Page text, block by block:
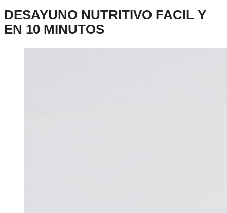
DESAYUNO NUTRITIVO FACIL Y
EN 10 MINUTOS